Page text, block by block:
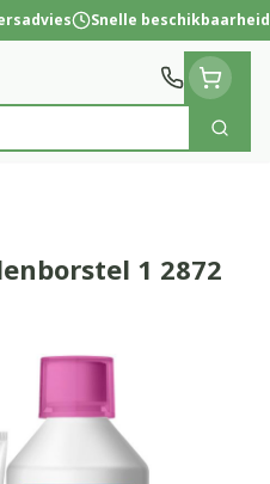
Snelle beschikbaarheid
Zoek
1 2872